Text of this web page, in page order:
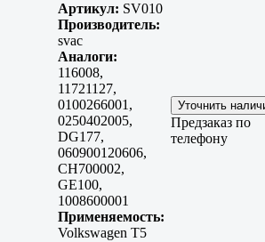
Артикул: SV010
Производитель:
svac
Аналоги:
116008,
11721127,
0100266001,
0250402005,
DG177,
060900120606,
CH700002,
GE100,
1008600001
Применяемость:
Volkswagen T5
Предзаказ по
телефону